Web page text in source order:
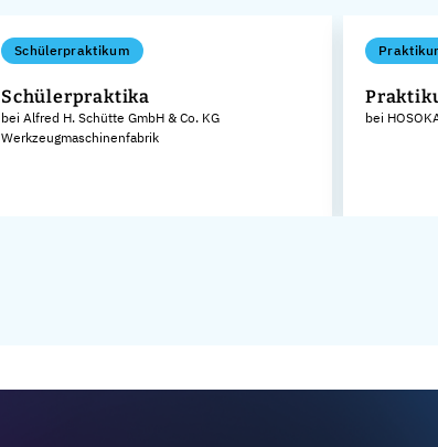
Schülerpraktikum
Schülerpraktika
bei Alfred H. Schütte GmbH & Co. KG
Werkzeugmaschinenfabrik
bei